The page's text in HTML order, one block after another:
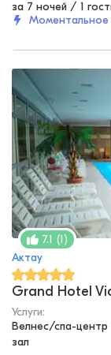
за 7 ночей / 1
Моментальное
7.1 (1)
Актау
Grand Hotel
Услуги:
Велнес/спа-центр
зал